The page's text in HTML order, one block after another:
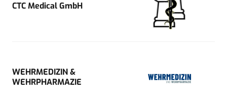
CTC Medical GmbH
WEHRMEDIZIN &
WEHRPHARMAZIE